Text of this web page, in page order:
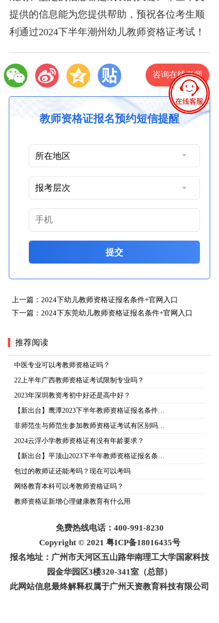
提供的信息能为您提供帮助，预祝各位考生顺
利通过2024下半年潮州幼儿教师资格证考试！
咨询在线老师
教师资格证报名预约短信提醒
提交
上一篇： 2024下幼儿教师资格证报名条件+官网入口
下一篇： 2024下东莞幼儿教师资格证报名条件+官网入口
推荐阅读
中医专业可以考教师资格证吗？
22上半年广西教师资格证考试限制专业吗？
2023年深圳教资考初中好还是高中好？
【新出台】鹰潭2023下半年教师资格证报名条件…
非师范生与师范生参加教师资格证考试有区别吗…
2024云浮小学教师资格证有没有年龄要求？
【新出台】平顶山2023下半年教师资格证报名条…
包过的教师证还能考吗？现在可以考吗
网络教育本科可以考教师资格证吗？
教师资格证新增心理健康教育有什么用
免费热线电话：400-991-8230
Copyright © 2021 粤ICP备18016435号
报名地址：广州市天河区五山路华南理工大学国家科技
园金华园区3楼320-341室（总部）
此网站信息最终解释权属于广州天资教育科技有限公司